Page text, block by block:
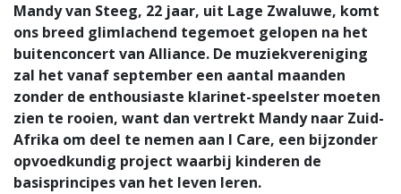
Mandy van Steeg, 22 jaar, uit Lage Zwaluwe, komt
ons breed glimlachend tegemoet gelopen na het
buitenconcert van Alliance. De muziekvereniging
zal het vanaf september een aantal maanden
zonder de enthousiaste klarinet-speelster moeten
zien te rooien, want dan vertrekt Mandy naar Zuid-
Afrika om deel te nemen aan I Care, een bijzonder
opvoedkundig project waarbij kinderen de
basisprincipes van het leven leren.